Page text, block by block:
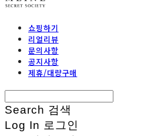
쇼핑하기
리얼리뷰
문의사항
공지사항
제휴/대량구매
Search 검색
Log In 로그인